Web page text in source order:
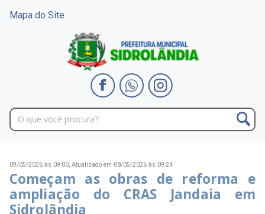
Mapa do Site
09/05/2026 às 09:00, Atualizado em 08/05/2026 às 09:24
Começam as obras de reforma e
ampliação do CRAS Jandaia em
Sidrolândia